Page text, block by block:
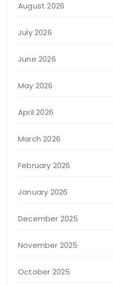
August 2026
July 2026
June 2026
May 2026
April 2026
March 2026
February 2026
January 2026
December 2025
November 2025
October 2025